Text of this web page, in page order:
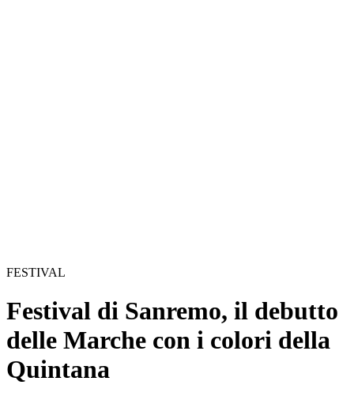
FESTIVAL
Festival di Sanremo, il debutto
delle Marche con i colori della
Quintana